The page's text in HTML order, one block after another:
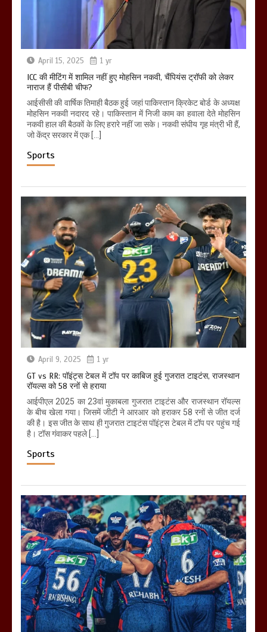
April 15, 2025 1 yr
ICC की मीटिंग में शामिल नहीं हुए मोहसिन नकवी, चैंपियंस ट्रॉफी को लेकर
नाराज हैं पीसीबी चीफ?
आईसीसी की वार्षिक तिमाही बैठक हुई जहां पाकिस्तान क्रिकेट बोर्ड के अध्यक्ष
मोहसिन नकवी नदारद रहे। पाकिस्तान में निजी काम का हवाला देते मोहसिन
नकवी हाल की बैठकों के लिए हरारे नहीं जा सके। नकवी संघीय गृह मंत्री भी हैं,
जो केंद्र सरकार में एक […]
Sports
April 9, 2025 1 yr
GT vs RR: पॉइंट्स टेबल में टॉप पर काबिज हुई गुजरात टाइटंस, राजस्थान
रॉयल्स को 58 रनों से हराया
आईपीएल 2025 का 23वां मुकाबला गुजरात टाइटंस और राजस्थान रॉयल्स
के बीच खेला गया। जिसमें जीटी ने आरआर को हराकर 58 रनों से जीत दर्ज
की है। इस जीत के साथ ही गुजरात टाइटंस पॉइंट्स टेबल में टॉप पर पहुंच गई
है। टॉस गंवाकर पहले […]
Sports